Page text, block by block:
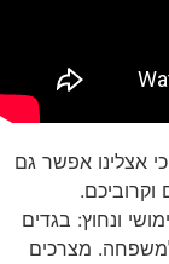
אצלינו אפשר גם
ונחוץ: בגדים
מצרכים